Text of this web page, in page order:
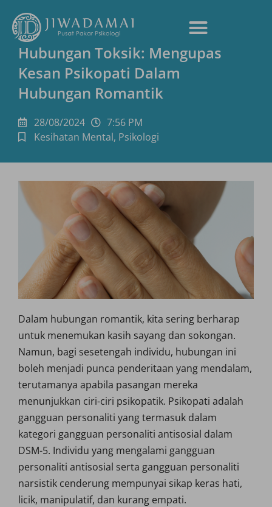
Hubungan Toksik: Mengupas
Kesan Psikopati Dalam
Hubungan Romantik
28/08/2024
7:56 PM
Kesihatan Mental, Psikologi
Dalam hubungan romantik, kita sering berharap
untuk menemukan kasih sayang dan sokongan.
Namun, bagi sesetengah individu, hubungan ini
boleh menjadi punca penderitaan yang mendalam,
terutamanya apabila pasangan mereka
menunjukkan ciri-ciri psikopatik. Psikopati adalah
gangguan personaliti yang termasuk dalam
kategori gangguan personaliti antisosial dalam
DSM-5. Individu yang mengalami gangguan
personaliti antisosial serta gangguan personaliti
narsistik cenderung mempunyai sikap keras hati,
licik, manipulatif, dan kurang empati.